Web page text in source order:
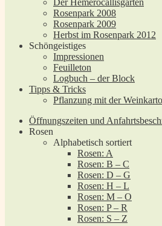
Der Hemerocallisgarten
Rosenpark 2008
Rosenpark 2009
Herbst im Rosenpark 2012
Schöngeistiges
Impressionen
Feuilleton
Logbuch – der Block
Tipps & Tricks
Pflanzung mit der
Öffnungszeiten und
Rosen
Alphabetisch sortiert
Rosen: A
Rosen: B – C
Rosen: D – G
Rosen: H – L
Rosen: M – O
Rosen: P – R
Rosen: S – Z